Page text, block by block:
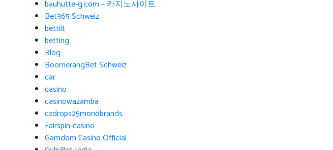
bauhutte-g.com – 카지노사이트
Bet365 Schweiz
bettilt
betting
Blog
BoomerangBet Schweiz
car
casino
casinowazamba
czdrops25monobrands
Fairspin-casino
Gamdom Casino Official